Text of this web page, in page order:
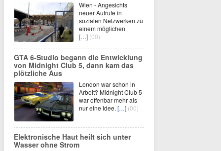
Wien - Angesichts
neuer Aufrufe in
sozialen Netzwerken zu
einem möglichen
[…] (00)
GTA 6-Studio begann die Entwicklung
von Midnight Club 5, dann kam das
plötzliche Aus
London war schon in
Arbeit? Midnight Club 5
war offenbar mehr als
nur eine Idee.[…] (00)
Elektronische Haut heilt sich unter
Wasser ohne Strom